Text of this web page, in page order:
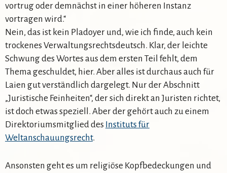
vortrug oder demnächst in einer höheren Instanz
vortragen wird.“
Nein, das ist kein Pladoyer und, wie ich finde, auch kein
trockenes Verwaltungsrechtsdeutsch. Klar, der leichte
Schwung des Wortes aus dem ersten Teil fehlt, dem
Thema geschuldet, hier. Aber alles ist durchaus auch für
Laien gut verständlich dargelegt. Nur der Abschnitt
„Juristische Feinheiten“, der sich direkt an Juristen richtet,
ist doch etwas speziell. Aber der gehört auch zu einem
Direktoriumsmitglied des Instituts für
Weltanschauungsrecht.
Ansonsten geht es um religiöse Kopfbedeckungen und